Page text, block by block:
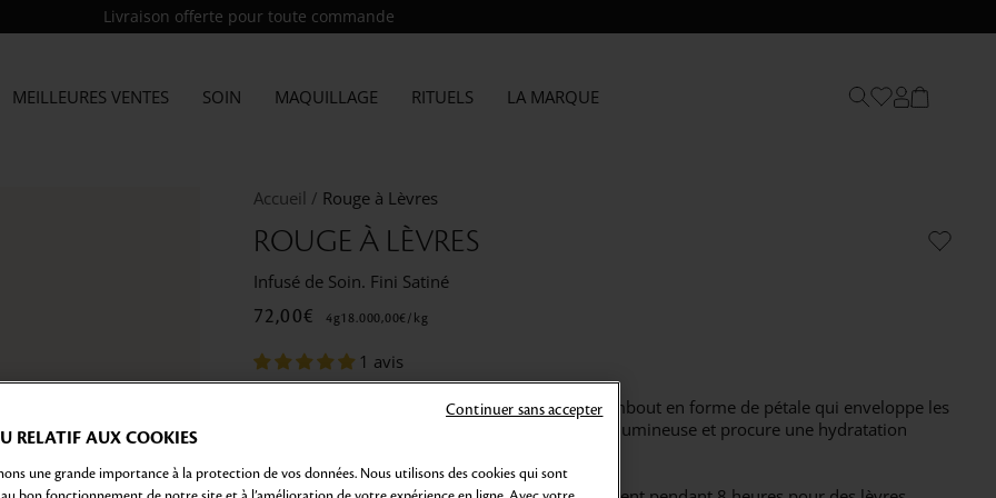
Livraison offerte pour toute commande
MEILLEURES VENTES SOIN MAQUILLAGE RITUELS LA MARQUE
Accueil Rouge à Lèvres
ROUGE À LÈVRES
Infusé de Soin. Fini Satiné
72,00€ 18.000,00€/kg
4g
1 avis
Un Rouge à Lèvres haut de gamme doté d'un embout en forme de pétale qui enveloppe les
lèvres d'une couleur haute définition intense et lumineuse et procure une hydratation
RELATIF AUX COOKIES
une grande importance à la protection de vos données. Nous utilisons des cookies qui sont
Continuer sans accepter